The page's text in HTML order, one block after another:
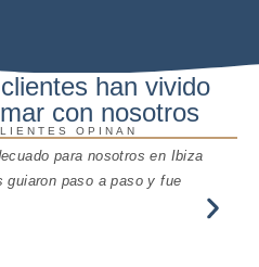
han vivido
con nosotros
OPINAN
para nosotros en Ibiza
paso a paso y fue